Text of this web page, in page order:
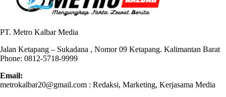
PT. Metro Kalbar Media
Jalan Ketapang – Sukadana , Nomor 09 Ketapang. Kalimantan Barat
Phone: 0812-5718-9999
Email:
metrokalbar20@gmail.com : Redaksi, Marketing, Kerjasama Media